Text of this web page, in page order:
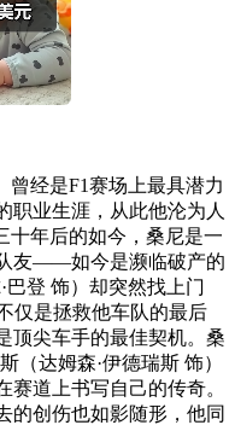
曾经是F1赛场上最具潜力
职业生涯，从此他沦为人
十年后的如今，桑尼是一
友——如今是濒临破产的
巴登 饰）却突然找上门
仅是拯救他车队的最后
顶尖车手的最佳契机。桑
（达姆森·伊德瑞斯 饰）
道上书写自己的传奇。
的创伤也如影随形，他同